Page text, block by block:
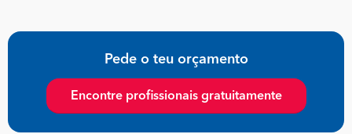
Pede o teu orçamento
Encontre profissionais gratuitamente